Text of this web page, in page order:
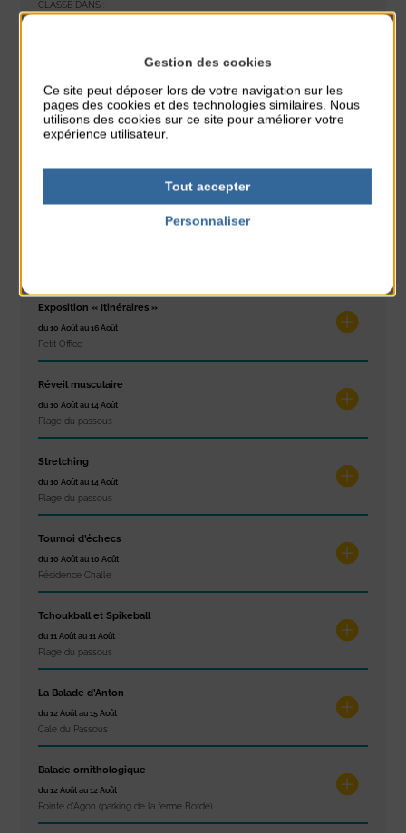
CLASSÉ DANS :
À noter aussi
Exposition « Itinéraires »
du 10 Août au 16 Août
Petit Office
Réveil musculaire
du 10 Août au 14 Août
Plage du passous
Stretching
du 10 Août au 14 Août
Plage du passous
Tournoi d’échecs
du 10 Août au 10 Août
Résidence Challe
Tchoukball et Spikeball
du 11 Août au 11 Août
Plage du passous
La Balade d’Anton
du 12 Août au 15 Août
Cale du Passous
Balade ornithologique
du 12 Août au 12 Août
Pointe d'Agon (parking de la ferme Borde)
Gestion des cookies
Ce site peut déposer lors de votre navigation sur les
pages des cookies et des technologies similaires. Nous
utilisons des cookies sur ce site pour améliorer votre
expérience utilisateur.
Tout accepter
Personnaliser